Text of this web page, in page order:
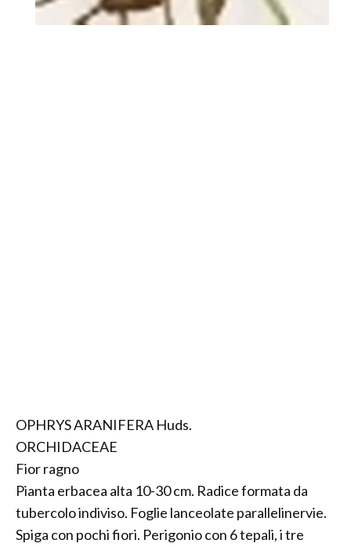
OPHRYS ARANIFERA Huds.
ORCHIDACEAE
Fior ragno
Pianta erbacea alta 10-30 cm. Radice formata da
tubercolo indiviso. Foglie lanceolate parallelinervie.
Spiga con pochi fiori. Perigonio con 6 tepali, i tre